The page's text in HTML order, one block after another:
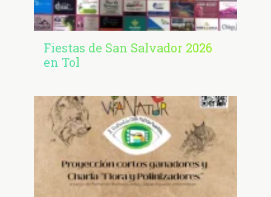
Fiestas de San Salvador 2026
en Tol